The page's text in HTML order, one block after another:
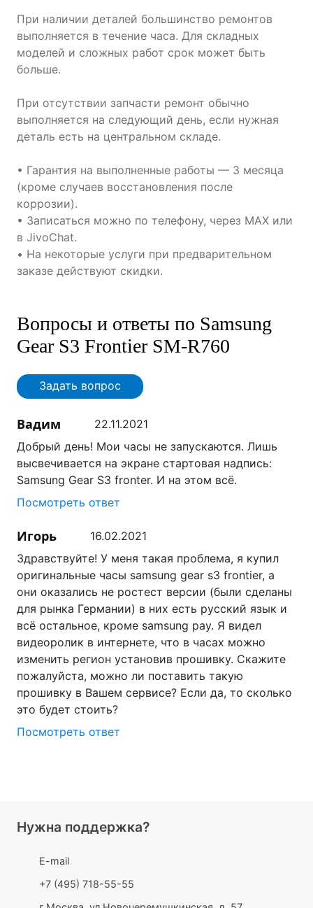
При наличии деталей большинство ремонтов
выполняется в течение часа. Для складных
моделей и сложных работ срок может быть
больше.
При отсутствии запчасти ремонт обычно
выполняется на следующий день, если нужная
деталь есть на центральном складе.
• Гарантия на выполненные работы — 3 месяца
(кроме случаев восстановления после
коррозии).
• Записаться можно по телефону, через MAX или
в JivoChat.
• На некоторые услуги при предварительном
заказе действуют скидки.
Вопросы и ответы по Samsung
Gear S3 Frontier SM-R760
Задать вопрос
Вадим
22.11.2021
Добрый день! Мои часы не запускаются. Лишь
высвечивается на экране стартовая надпись:
Samsung Gear S3 fronter. И на этом всё.
Посмотреть ответ
Игорь
16.02.2021
Здравствуйте! У меня такая проблема, я купил
оригинальные часы samsung gear s3 frontier, а
они оказались не ростест версии (были сделаны
для рынка Германии) в них есть русский язык и
всё остальное, кроме samsung pay. Я видел
видеоролик в интернете, что в часах можно
изменить регион установив прошивку. Скажите
пожалуйста, можно ли поставить такую
прошивку в Вашем сервисе? Если да, то сколько
это будет стоить?
Посмотреть ответ
Нужна поддержка?
E-mail
+7 (495) 718-55-55